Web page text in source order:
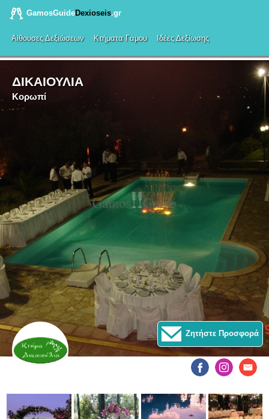
GamosGuideDexioseis.gr
Αίθουσες Δεξιώσεων Κτήματα Γάμου Ιδέες Δεξίωσης
ΔΙΚΑΙΟΥΛΙΑ
Κορωπί
Ζητήστε Προσφορά